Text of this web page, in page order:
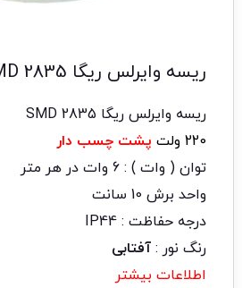
ریسه وایرلس ریگا 2835 SMD
ریسه وایرلس ریگا 2835 SMD
220 ولت
پشت چسب دار
توان ( وات ) : 6 وات در هر متر
واحد برش 10 سانت
درجه حفاظت : IP44
رنگ نور : آفتابی
اطلاعات بیشتر